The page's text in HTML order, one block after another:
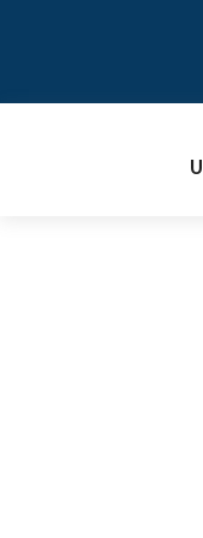
Marlena